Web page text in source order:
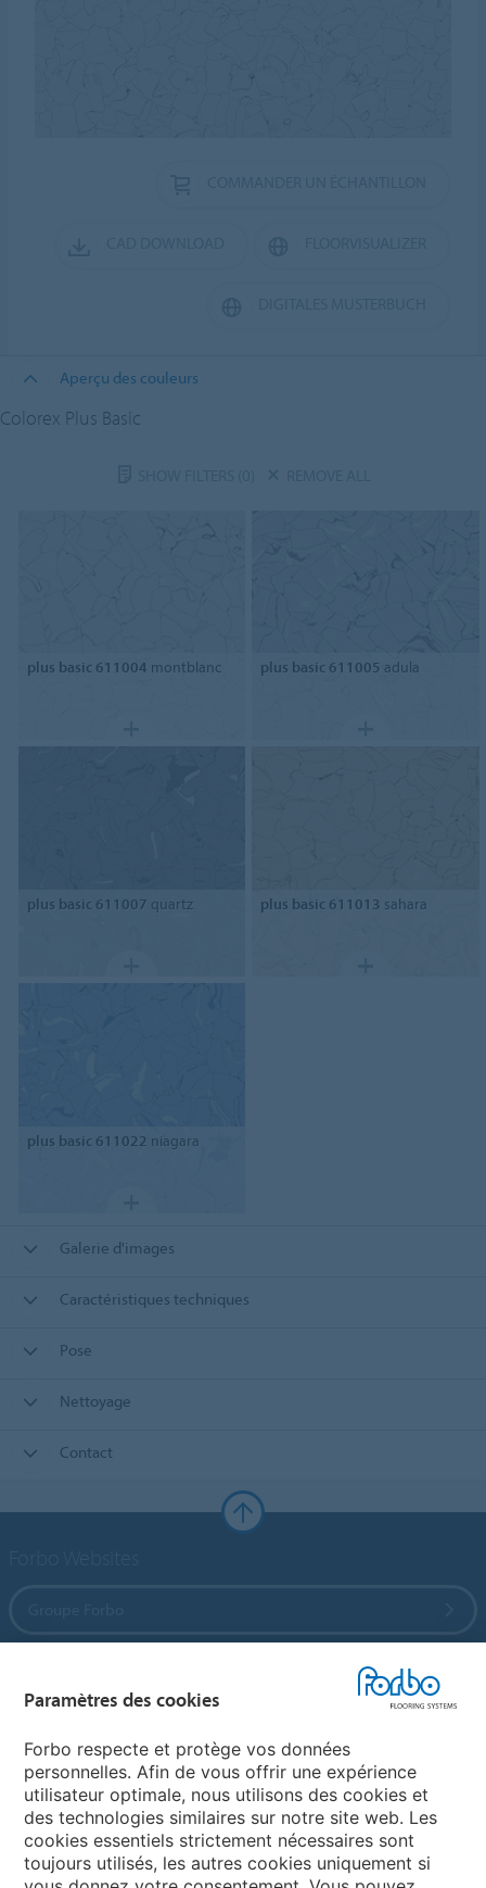
Aperçu des couleurs
Colorex Plus Basic
plus basic 611004 montblanc plus basic 611005 adula
plus basic 611007 quartz plus basic 611013 sahara
plus basic 611022 niagara
Galerie d'images
Caractéristiques techniques
Pose
Nettoyage
Contact
Selectionnez un pays
Sélectionnez votre pays
Paramètres des cookies
Forbo respecte et protège vos données
personnelles. Afin de vous offrir une expérience
utilisateur optimale, nous utilisons des cookies et
des technologies similaires sur notre site web. Les
cookies essentiels strictement nécessaires sont
toujours utilisés, les autres cookies uniquement si